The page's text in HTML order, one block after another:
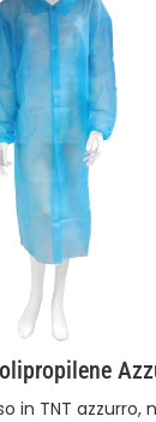
in TNT azzurro,